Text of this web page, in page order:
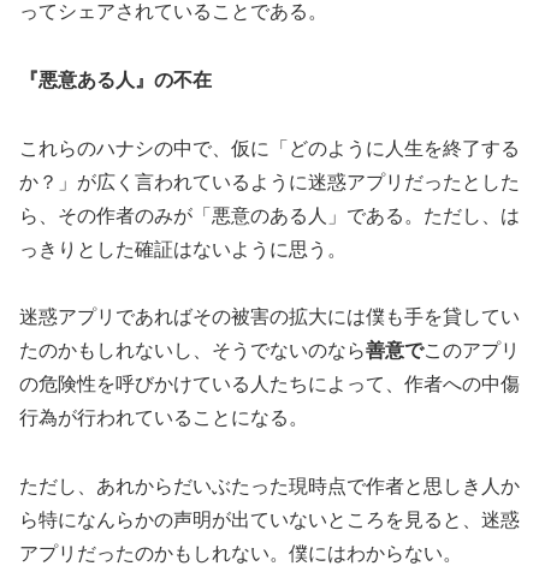
ってシェアされていることである。
『悪意ある人』の不在
これらのハナシの中で、仮に「どのように人生を終了する
か？」が広く言われているように迷惑アプリだったとした
ら、その作者のみが「悪意のある人」である。ただし、は
っきりとした確証はないように思う。
迷惑アプリであればその被害の拡大には僕も手を貸してい
たのかもしれないし、そうでないのなら善意でこのアプリ
の危険性を呼びかけている人たちによって、作者への中傷
行為が行われていることになる。
ただし、あれからだいぶたった現時点で作者と思しき人か
ら特になんらかの声明が出ていないところを見ると、迷惑
アプリだったのかもしれない。僕にはわからない。